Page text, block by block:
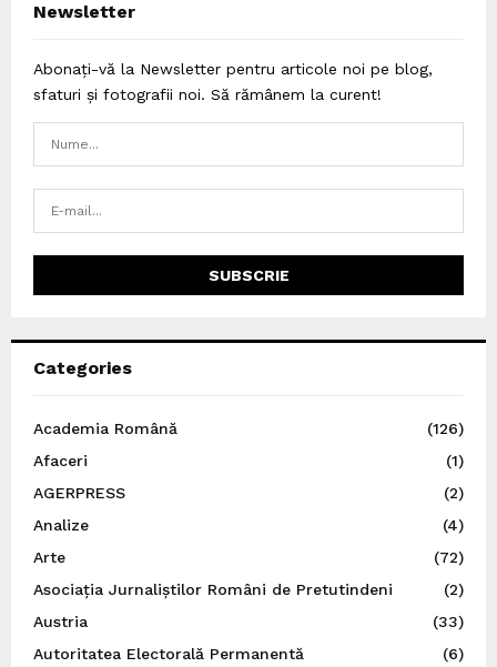
Newsletter
Abonați-vă la Newsletter pentru articole noi pe blog,
sfaturi și fotografii noi. Să rămânem la curent!
Categories
Academia Română
(126)
Afaceri
(1)
AGERPRESS
(2)
Analize
(4)
Arte
(72)
Asociația Jurnaliștilor Români de Pretutindeni
(2)
Austria
(33)
Autoritatea Electorală Permanentă
(6)